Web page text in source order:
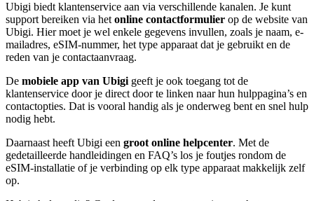
Ubigi biedt klantenservice aan via verschillende kanalen. Je kunt
support bereiken via het online contactformulier op de website van
Ubigi. Hier moet je wel enkele gegevens invullen, zoals je naam, e-
mailadres, eSIM-nummer, het type apparaat dat je gebruikt en de
reden van je contactaanvraag.
De mobiele app van Ubigi geeft je ook toegang tot de
klantenservice door je direct door te linken naar hun hulppagina’s en
contactopties. Dat is vooral handig als je onderweg bent en snel hulp
nodig hebt.
Daarnaast heeft Ubigi een groot online helpcenter. Met de
gedetailleerde handleidingen en FAQ’s los je foutjes rondom de
eSIM-installatie of je verbinding op elk type apparaat makkelijk zelf
op.